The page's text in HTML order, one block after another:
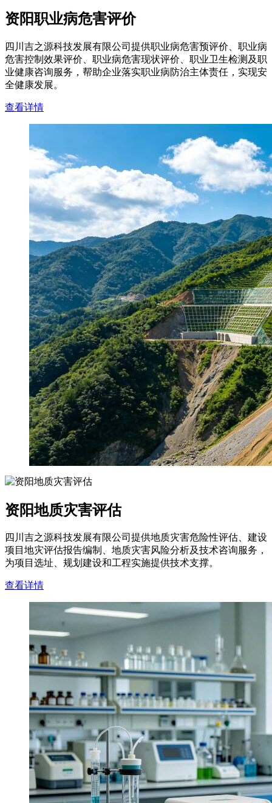
资阳职业病危害评价
四川吉之源科技发展有限公司提供职业病危害预评价、职业病
危害控制效果评价、职业病危害现状评价、职业卫生检测及职
业健康咨询服务，帮助企业落实职业病防治主体责任，实现安
全健康发展。
查看详情
资阳地质灾害评估
四川吉之源科技发展有限公司提供地质灾害危险性评估、建设
项目地灾评估报告编制、地质灾害风险分析及技术咨询服务，
为项目选址、规划建设和工程实施提供技术支撑。
查看详情